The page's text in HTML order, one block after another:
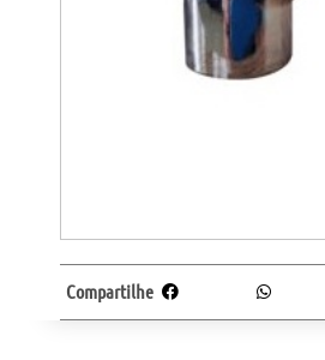
Compartilhe